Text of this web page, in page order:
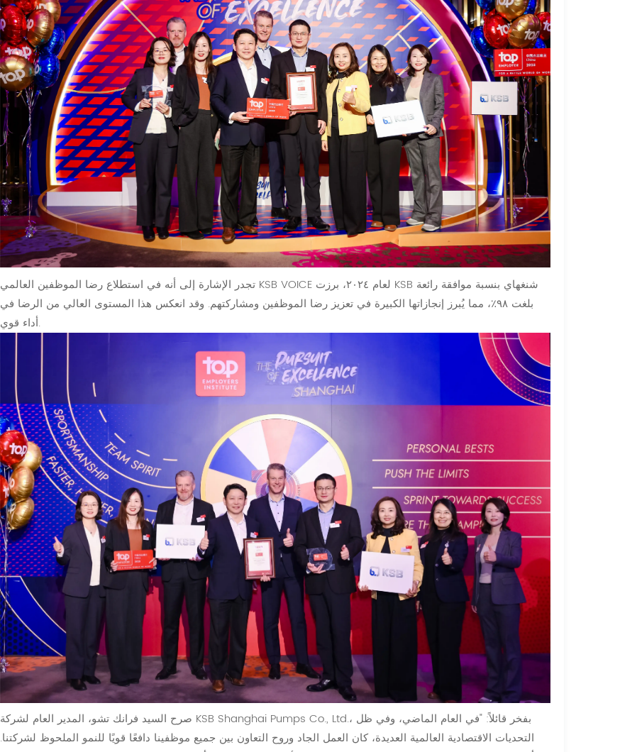
تجدر الإشارة إلى أنه في استطلاع رضا الموظفين العالمي KSB VOICE لعام ٢٠٢٤، برزت KSB شنغهاي بنسبة موافقة رائعة
بلغت ٩٨٪، مما يُبرز إنجازاتها الكبيرة في تعزيز رضا الموظفين ومشاركتهم. وقد انعكس هذا المستوى العالي من الرضا في
أداء قوي.
صرح السيد فرانك تشو، المدير العام لشركة KSB Shanghai Pumps Co., Ltd.، بفخر قائلاً: "في العام الماضي، وفي ظل
التحديات الاقتصادية العالمية العديدة، كان العمل الجاد وروح التعاون بين جميع موظفينا دافعًا قويًا للنمو الملحوظ لشركتنا.